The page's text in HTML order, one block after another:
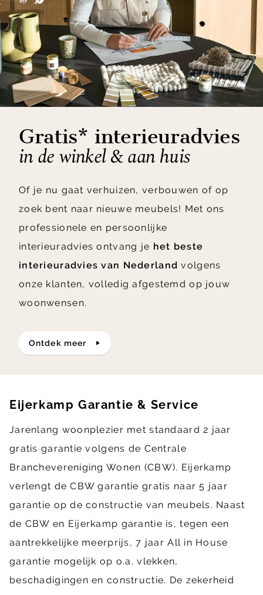
Gratis* interieuradvies
in de winkel & aan huis
Of je nu gaat verhuizen, verbouwen of op
zoek bent naar nieuwe meubels! Met ons
professionele en persoonlijke
interieuradvies ontvang je het beste
interieuradvies van Nederland volgens
onze klanten, volledig afgestemd op jouw
woonwensen.
ontdek meer
Eijerkamp Garantie & Service
Jarenlang woonplezier met standaard 2 jaar
gratis garantie volgens de Centrale
Branchevereniging Wonen (CBW). Eijerkamp
verlengt de CBW garantie gratis naar 5 jaar
garantie op de constructie van meubels. Naast
de CBW en Eijerkamp garantie is, tegen een
aantrekkelijke meerprijs, 7 jaar All in House
garantie mogelijk op o.a. vlekken,
beschadigingen en constructie. De zekerheid